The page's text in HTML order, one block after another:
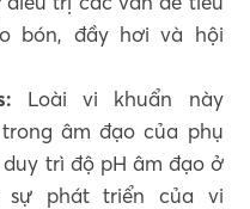
bón, đầy hơi và hội
Loài vi khuẩn này
âm đạo của phụ
trì độ pH âm đạo ở
sự phát triển của vi